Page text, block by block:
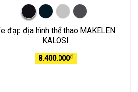
đạp địa hình thể thao MAKELEN
KALOSI
8.400.000₫